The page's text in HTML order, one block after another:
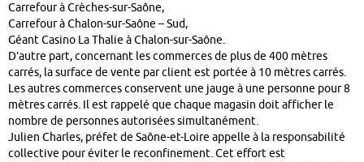
Carrefour à Crèches-sur-Saône,
Carrefour à Chalon-sur-Saône – Sud,
Géant Casino La Thalie à Chalon-sur-Saône.
D’autre part, concernant les commerces de plus de 400 mètres
carrés, la surface de vente par client est portée à 10 mètres carrés.
Les autres commerces conservent une jauge à une personne pour 8
mètres carrés. Il est rappelé que chaque magasin doit afficher le
nombre de personnes autorisées simultanément.
Julien Charles, préfet de Saône-et-Loire appelle à la responsabilité
collective pour éviter le reconfinement. Cet effort est